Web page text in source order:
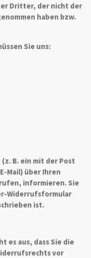
Dritter, der nicht der
haben bzw.
Sie uns:
B. ein mit der Post
Mail) über Ihren
informieren. Sie
Widerrufsformular
ist.
es aus, dass Sie die
vor